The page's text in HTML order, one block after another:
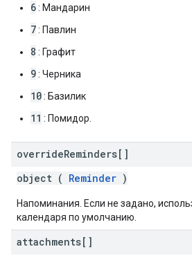
6: Мандарин
7: Павлин
8 : Графит
9: Черника
10: Базилик
11 : Помидор.
overrideReminders[]
object ( Reminder )
Напоминания. Если не задано,
календаря по умолчанию.
attachments[]